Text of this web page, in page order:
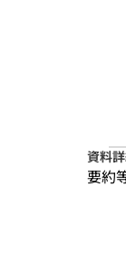
資料
要約